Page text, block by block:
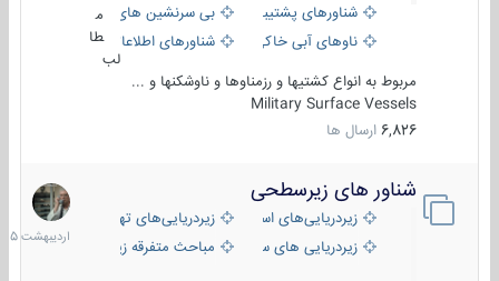
شناورهای پشتیبانی
بی سرنشین های دریایی
ناوهای آبی خاکی و نیروبرشناورهای اطلاعاتی و جاسوسی
طا
لب
مربوط به انواع کشتیها و رزمناوها و ناوشکنها و ...
Military Surface Vessels
6,826 ارسال ها
شناور های زیرسطحی
زیردریایی‌های استراتژیکزیردریایی‌های تهاجمی
زیردریایی های سبک
مباحث متفرقه زیرسطحی
31
1405